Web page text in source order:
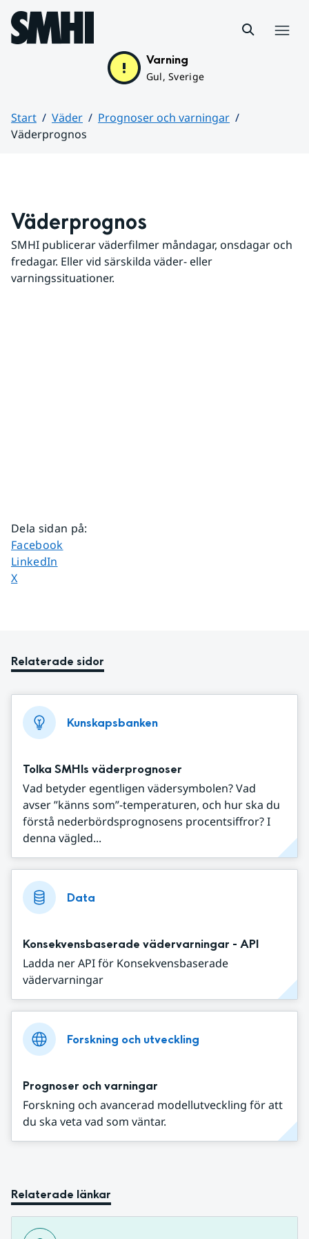
Hoppa till sidans innehåll
Varning
Gul, Sverige
Start Väder
Prognoser och varningar
Väderprognos
Väderprognos
SMHI publicerar väderfilmer måndagar, onsdagar och
fredagar. Eller vid särskilda väder- eller
varningssituationer.
Dela sidan på:
Dela sidan på
Facebook
Dela sidan på
LinkedIn
Dela sidan på
X
Relaterade sidor
Kunskapsbanken
Tolka SMHIs väderprognoser
Vad betyder egentligen vädersymbolen? Vad
avser ”känns som”-temperaturen, och hur ska du
förstå nederbördsprognosens procentsiffror? I
denna vägled...
Data
Konsekvensbaserade vädervarningar - API
Ladda ner API för Konsekvensbaserade
vädervarningar
Forskning och utveckling
Prognoser och varningar
Forskning och avancerad modellutveckling för att
du ska veta vad som väntar.
Relaterade länkar